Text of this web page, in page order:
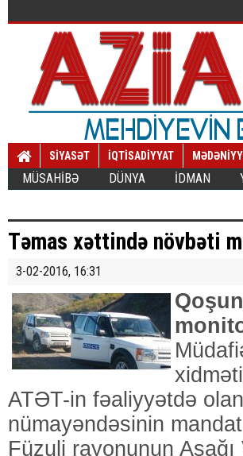
SİYASƏT İQTİSADİYYAT
MÜSAHİBƏ DÜNYA İDMAN
Təmas xəttində növbəti
3-02-2016, 16:31
ATƏT-in fəaliyyətdə
nümayəndəsinin
Füzuli rayonunun Aşağı